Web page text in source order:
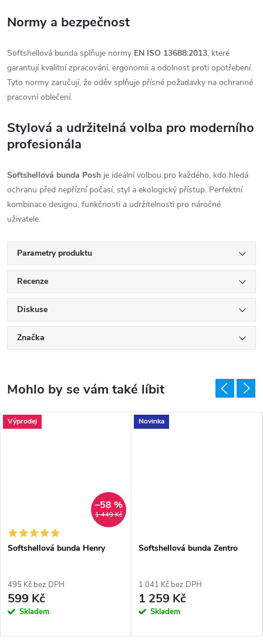
Normy a bezpečnost
Softshellová bunda splňuje normy EN ISO 13688:2013, které
garantují kvalitní zpracování, ergonomii a odolnost proti opotřebení.
Tyto normy zaručují, že oděv splňuje přísné požadavky na ochranné
pracovní oblečení.
Stylová a udržitelná volba pro moderního
profesionála
Softshellová bunda Posh je ideální volbou pro každého, kdo hledá
ochranu před nepřízní počasí, styl a ekologický přístup. Perfektní
kombinace designu, funkčnosti a udržitelnosti pro náročné
uživatele.
Parametry produktu
Recenze
Diskuse
Značka
Výprodej
1 449 Kč
–58 %
Softshellová bunda Henry
495 Kč bez DPH
599 Kč
Skladem
Novinka
Softshellová bunda Zentro
1 041 Kč bez DPH
1 259 Kč
Skladem